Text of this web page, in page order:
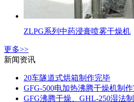
ZLPG系列中药浸膏喷雾干燥机
更多>>
新闻资讯
20车隧道式烘箱制作完毕
GFG-500电加热沸腾干燥机制
GFG沸腾干燥、GHL-250湿法